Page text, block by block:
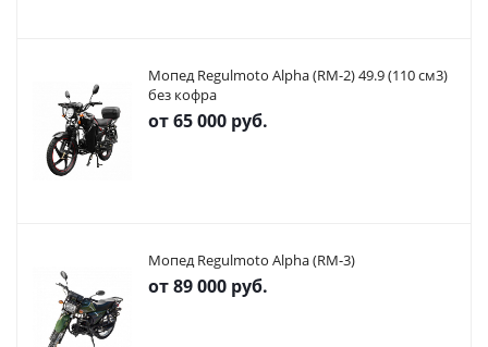
Мопед Regulmoto Alpha (RM-2) 49.9 (110 см3)
без кофра
от65 000 руб.
Мопед Regulmoto Alpha (RM-3)
от89 000 руб.